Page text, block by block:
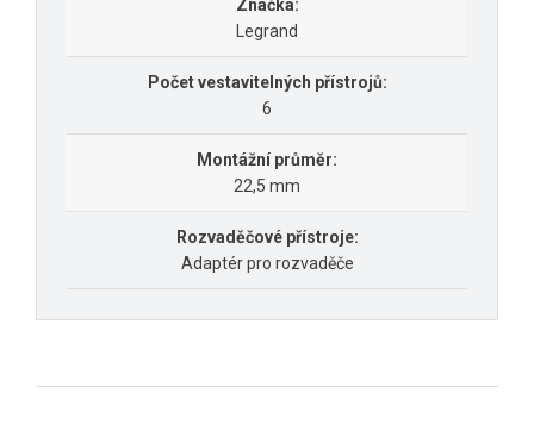
Značka:
Legrand
Počet vestavitelných přístrojů:
6
Montážní průměr:
22,5 mm
Rozvaděčové přístroje:
Adaptér pro rozvaděče